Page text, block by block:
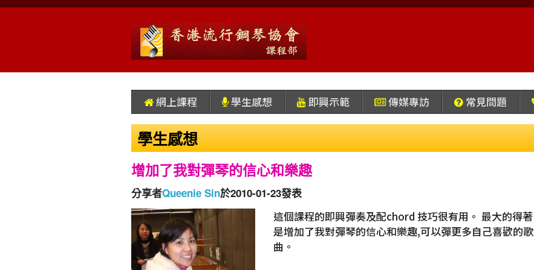
網上課程 學生感想 即興示範 傳媒專訪 常見問題
學生感想
增加了我對彈琴的信心和樂趣
分享者Queenie Sin於2010-01-23發表
這個課程的即興彈奏及配chord 技巧很有用。 最大的得著
是增加了我對彈琴的信心和樂趣,可以彈更多自己喜歡的歌
曲。